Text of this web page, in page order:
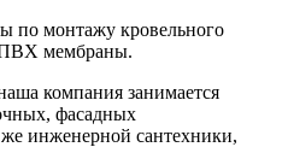
по монтажу кровельного
ПВХ мембраны.
компания занимается
фасадных
инженерной сантехники,